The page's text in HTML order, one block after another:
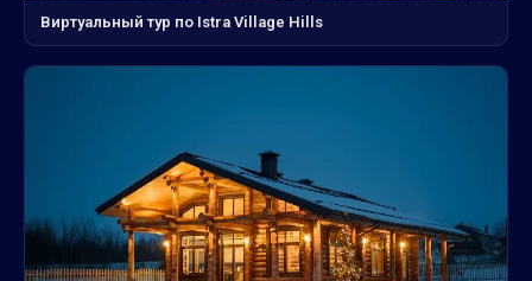
Виртуальный тур по Istra Village Hills